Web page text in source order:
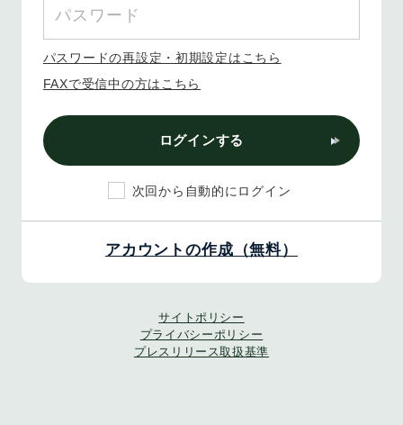
パスワードの再設定・初期設定はこちら
FAXで受信中の方はこちら
ログインする
次回から自動的にログイン
アカウントの作成（無料）
サイトポリシー
プライバシーポリシー
プレスリリース取扱基準